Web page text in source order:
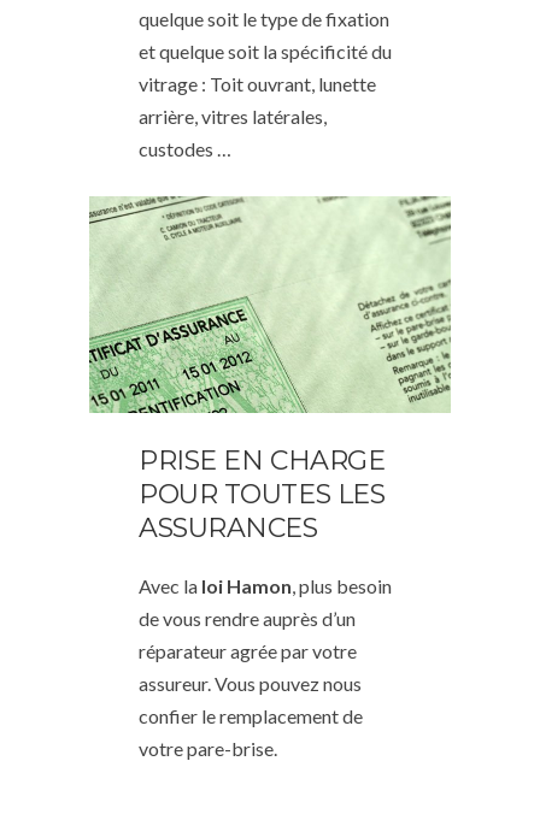
quelque soit le type de fixation
et quelque soit la spécificité du
vitrage : Toit ouvrant, lunette
arrière, vitres latérales,
custodes …
PRISE EN CHARGE
POUR TOUTES LES
ASSURANCES
Avec la loi Hamon, plus besoin
de vous rendre auprès d’un
réparateur agrée par votre
assureur. Vous pouvez nous
confier le remplacement de
votre pare-brise.